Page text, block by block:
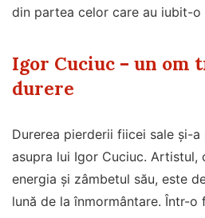
din partea celor care au iubit-o
Igor Cuciuc – un om
durere
Durerea pierderii fiicei sale și-
asupra lui Igor Cuciuc. Artistul,
energia și zâmbetul său, este
lună de la înmormântare. Într-